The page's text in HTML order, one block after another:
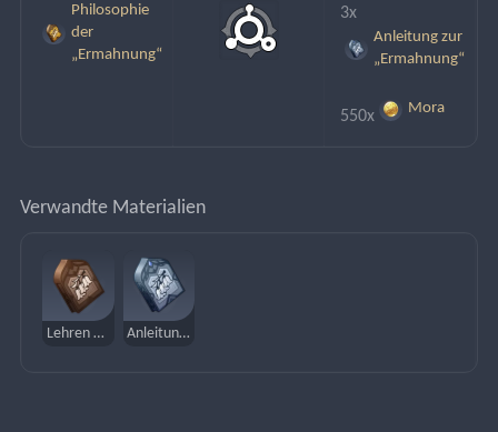
Philosophie
der
„Ermahnung“
3x
Anleitung zur
„Ermahnung“
550x Mora
Verwandte Materialien
Lehren der „Ermahnung“ Anleitung zur „Ermahnung“